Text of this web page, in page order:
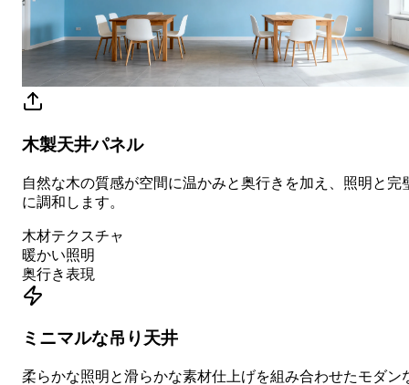
木製天井パネル
自然な木の質感が空間に温かみと奥行きを加え、照明と完
に調和します。
木材テクスチャ
暖かい照明
奥行き表現
ミニマルな吊り天井
柔らかな照明と滑らかな素材仕上げを組み合わせたモダン